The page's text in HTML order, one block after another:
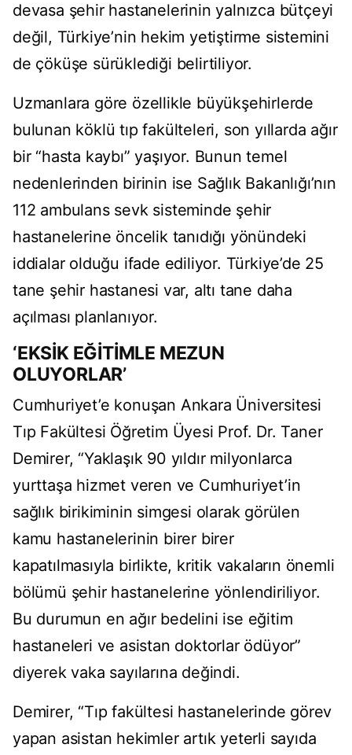
devasa şehir hastanelerinin yalnızca bütçeyi
değil, Türkiye’nin hekim yetiştirme sistemini
de çöküşe sürüklediği belirtiliyor.
Uzmanlara göre özellikle büyükşehirlerde
bulunan köklü tıp fakülteleri, son yıllarda ağır
bir “hasta kaybı” yaşıyor. Bunun temel
nedenlerinden birinin ise Sağlık Bakanlığı’nın
112 ambulans sevk sisteminde şehir
hastanelerine öncelik tanıdığı yönündeki
iddialar olduğu ifade ediliyor. Türkiye’de 25
tane şehir hastanesi var, altı tane daha
açılması planlanıyor.
‘EKSİK EĞİTİMLE MEZUN
OLUYORLAR’
Cumhuriyet’e konuşan Ankara Üniversitesi
Tıp Fakültesi Öğretim Üyesi Prof. Dr. Taner
Demirer, “Yaklaşık 90 yıldır milyonlarca
yurttaşa hizmet veren ve Cumhuriyet’in
sağlık birikiminin simgesi olarak görülen
kamu hastanelerinin birer birer
kapatılmasıyla birlikte, kritik vakaların önemli
bölümü şehir hastanelerine yönlendiriliyor.
Bu durumun en ağır bedelini ise eğitim
hastaneleri ve asistan doktorlar ödüyor”
diyerek vaka sayılarına değindi.
Demirer, “Tıp fakültesi hastanelerinde görev
yapan asistan hekimler artık yeterli sayıda